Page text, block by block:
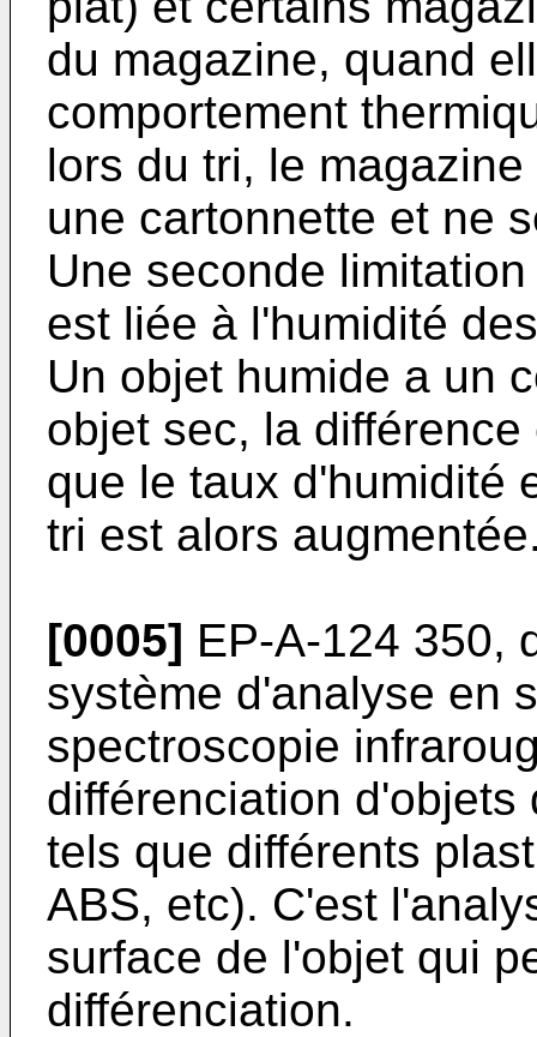
du magazine, quand
comportement
lors du tri, le
une cartonnette et ne
Une seconde
est liée à l'humidité
Un objet humide a un
objet sec, la
que le taux d'humidité
tri est alors
[0005] EP-A-124 350,
système d'analyse en
spectroscopie
différenciation
tels que différents
ABS, etc). C'est
surface de l'objet qui
différenciation.